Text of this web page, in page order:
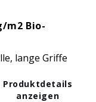
m2 Bio-
lange Griffe
Produktdetails
anzeigen